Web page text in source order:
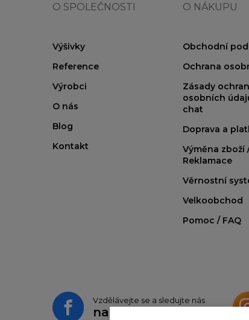
O SPOLEČNOSTI
Výšivky
Reference
Výrobci
O nás
Blog
Kontakt
O NÁKUPU
Obchodní
Ochrana
Zásady
osobních
chat
Doprava a
Výměna zboží
Reklamace
Věrnostní
Velkoobchod
Pomoc / FAQ
Vzdělávejte se a sledujte nás
na